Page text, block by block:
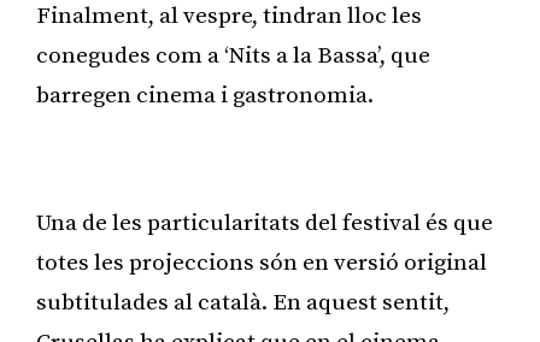
Finalment, al vespre, tindran lloc les
conegudes com a ‘Nits a la Bassa’, que
barregen cinema i gastronomia.
Una de les particularitats del festival és que
totes les projeccions són en versió original
subtitulades al català. En aquest sentit,